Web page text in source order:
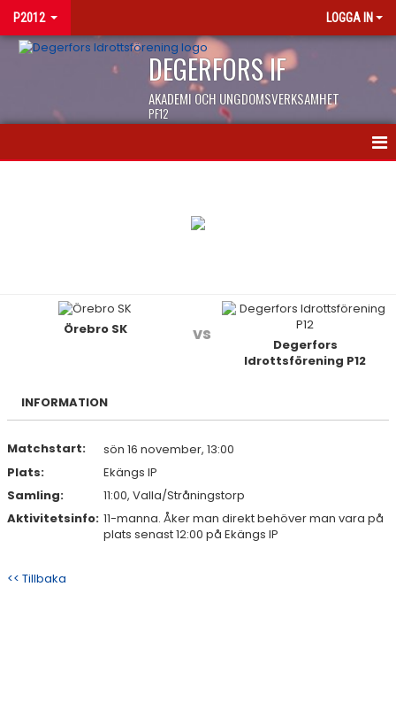
P2012 LOGGA IN
DEGERFORS IF
AKADEMI OCH UNGDOMSVERKSAMHET
PF12
DOKUMENT
KONTAKT
Örebro SK vs
Degerfors
Idrottsförening P12
INFORMATION
Matchstart:
sön 16 november, 13:00
Plats:
Ekängs IP
Samling:
11:00, Valla/Stråningstorp
Aktivitetsinfo: 11-manna. Åker man direkt behöver man vara på
plats senast 12:00 på Ekängs IP
<< Tillbaka